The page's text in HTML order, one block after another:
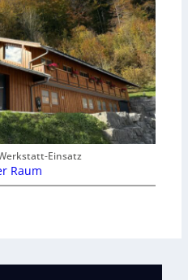
Einsatz
Raum